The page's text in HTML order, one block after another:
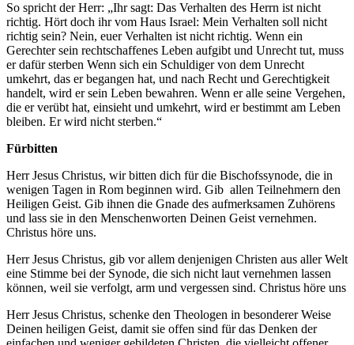
So spricht der Herr: „Ihr sagt: Das Verhalten des Herrn ist nicht
richtig. Hört doch ihr vom Haus Israel: Mein Verhalten soll nicht
richtig sein? Nein, euer Verhalten ist nicht richtig. Wenn ein
Gerechter sein rechtschaffenes Leben aufgibt und Unrecht tut, muss
er dafür sterben Wenn sich ein Schuldiger von dem Unrecht
umkehrt, das er begangen hat, und nach Recht und Gerechtigkeit
handelt, wird er sein Leben bewahren. Wenn er alle seine Vergehen,
die er verübt hat, einsieht und umkehrt, wird er bestimmt am Leben
bleiben. Er wird nicht sterben.“
Fürbitten
Herr Jesus Christus, wir bitten dich für die Bischofssynode, die in
wenigen Tagen in Rom beginnen wird. Gib allen Teilnehmern den
Heiligen Geist. Gib ihnen die Gnade des aufmerksamen Zuhörens
und lass sie in den Menschenworten Deinen Geist vernehmen.
Christus höre uns.
Herr Jesus Christus, gib vor allem denjenigen Christen aus aller Welt
eine Stimme bei der Synode, die sich nicht laut vernehmen lassen
können, weil sie verfolgt, arm und vergessen sind. Christus höre uns
Herr Jesus Christus, schenke den Theologen in besonderer Weise
Deinen heiligen Geist, damit sie offen sind für das Denken der